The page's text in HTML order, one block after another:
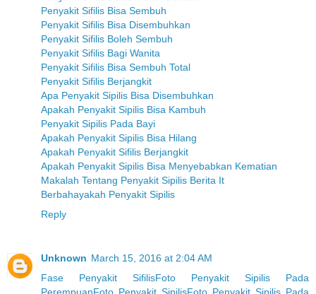
Penyakit Sifilis Bisa Sembuh
Penyakit Sifilis Bisa Disembuhkan
Penyakit Sifilis Boleh Sembuh
Penyakit Sifilis Bagi Wanita
Penyakit Sifilis Bisa Sembuh Total
Penyakit Sifilis Berjangkit
Apa Penyakit Sipilis Bisa Disembuhkan
Apakah Penyakit Sipilis Bisa Kambuh
Penyakit Sipilis Pada Bayi
Apakah Penyakit Sipilis Bisa Hilang
Apakah Penyakit Sifilis Berjangkit
Apakah Penyakit Sipilis Bisa Menyebabkan Kematian
Makalah Tentang Penyakit Sipilis Berita It
Berbahayakah Penyakit Sipilis
Reply
Unknown March 15, 2016 at 2:04 AM
Fase Penyakit SifilisFoto Penyakit Sipilis Pada
PerempuanFoto Penyakit SipilisFoto Penyakit Sipilis Pada